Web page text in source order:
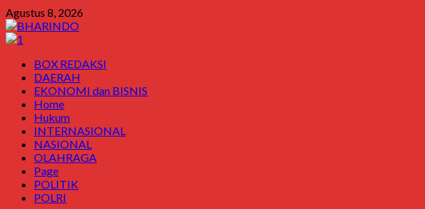
Skip
to
content
Agustus 8, 2026
Primary
Menu
BOX REDAKSI
DAERAH
EKONOMI dan BISNIS
Home
Hukum
INTERNASIONAL
NASIONAL
OLAHRAGA
Page
POLITIK
POLRI